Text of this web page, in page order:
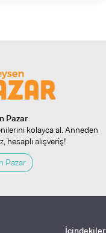
Pazar
kolayca al. Anneden
hesaplı alışveriş!
Pazar
İçindekiler